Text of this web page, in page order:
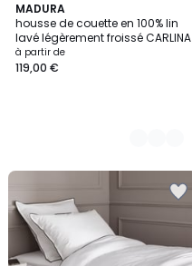
MADURA
housse de couette en 100% lin
lavé légèrement froissé CARLINA
à partir de
119,00 €
10
Couleurs